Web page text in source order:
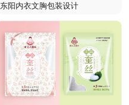
东阳内衣文胸包装设计